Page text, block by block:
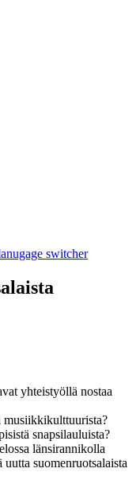
yhteistyöllä nostaa
musiikkikulttuurista?
snapsilauluista?
länsirannikolla
suomenruotsalaista